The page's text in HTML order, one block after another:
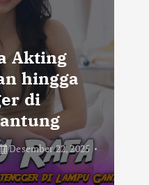
Akting
hingga
di
Desember 22, 2025